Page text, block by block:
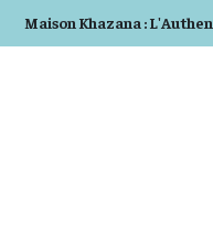
Maison Khazana :